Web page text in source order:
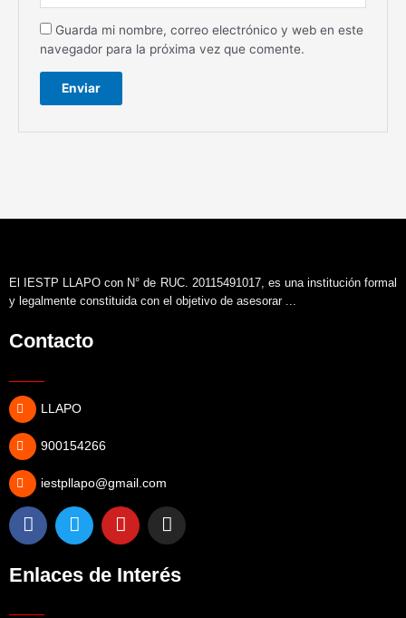
Guarda mi nombre, correo electrónico y web en este
navegador para la próxima vez que comente.
El IESTP LLAPO con N° de RUC. 20115491017, es una institución formal
y legalmente constituida con el objetivo de asesorar ...
Contacto
LLAPO
900154266
iestpllapo@gmail.com
Enlaces de Interés